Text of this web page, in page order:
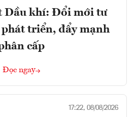
Dầu khí: Đổi mới tư
triển, đẩy mạnh
cấp
Đọc ngay
17:22, 08/08/2026